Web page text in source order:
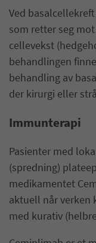
Ved
som retter seg
cellevekst
behandlingen
behandling av
der kirurgi eller
Immunterapi
Pasienter med
(spredning)
medikamentet
aktuell når verken
med kurativ